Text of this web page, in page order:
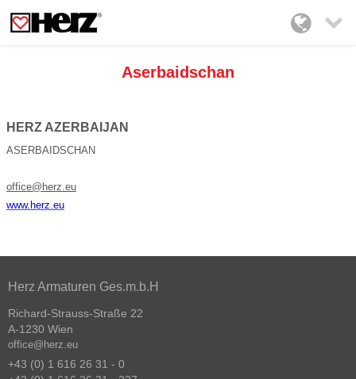

Aserbaidschan
HERZ AZERBAIJAN
ASERBAIDSCHAN
office@herz.eu
www.herz.eu
Herz Armaturen Ges.m.b.H
Richard-Strauss-Straße 22
A-1230 Wien
office@herz.eu
+43 (0) 1 616 26 31 - 0